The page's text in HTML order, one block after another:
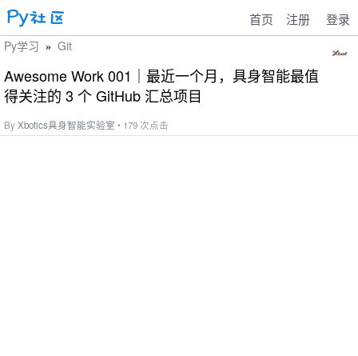
首页 注册 登录
Py学习 » Git
Awesome Work 001｜最近一个月，具身智能最值
得关注的 3 个 GitHub 汇总项目
ByXbotics具身智能实验室 • 179 次点击